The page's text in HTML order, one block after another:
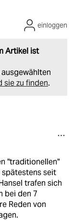
Artikel ist
sie zu finden.
einloggen
"traditionellen"
spätestens seit
trafen sich
bei den 7
Reden von